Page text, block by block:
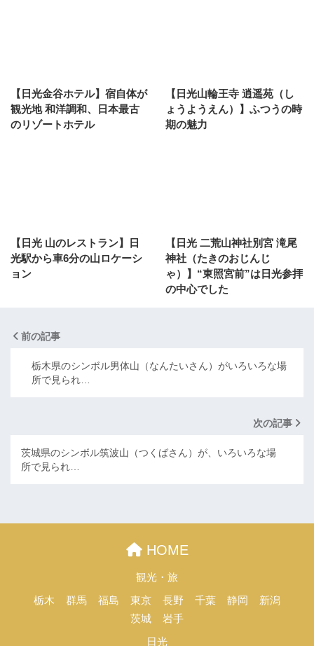
【日光金谷ホテル】宿自体が
観光地 和洋調和、日本最古
のリゾートホテル
【日光山輪王寺 逍遥苑（し
ょうようえん）】ふつうの時
期の魅力
【日光 山のレストラン】日
光駅から車6分の山ロケーシ
ョン
【日光 二荒山神社別宮 滝尾
神社（たきのおじんじ
ゃ）】“東照宮前”は日光参拝
の中心でした
前の記事
栃木県のシンボル男体山（なんたいさん）がいろいろな場
所で見られ…
次の記事
茨城県のシンボル筑波山（つくばさん）が、いろいろな場
所で見られ…
HOME
観光・旅
栃木 群馬 福島 東京 長野 千葉 静岡
新潟
茨城
岩手
日光